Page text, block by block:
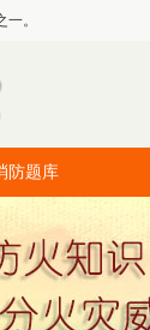
。
防题库